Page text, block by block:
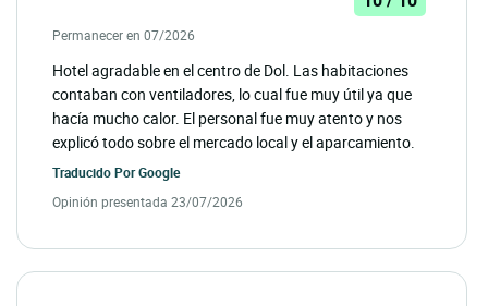
Permanecer en 07/2026
Hotel agradable en el centro de Dol. Las habitaciones
contaban con ventiladores, lo cual fue muy útil ya que
hacía mucho calor. El personal fue muy atento y nos
explicó todo sobre el mercado local y el aparcamiento.
Traducido PorGoogle
Opinión presentada 23/07/2026